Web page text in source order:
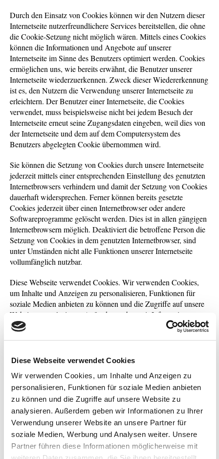
Diese Webseite verwendet Cookies
Wir verwenden Cookies, um Inhalte und Anzeigen zu
personalisieren, Funktionen für soziale Medien anbieten
zu können und die Zugriffe auf unsere Website zu
analysieren. Außerdem geben wir Informationen zu Ihrer
Verwendung unserer Website an unsere Partner für
soziale Medien, Werbung und Analysen weiter. Unsere
Partner führen diese Informationen möglicherweise mit
Durch den Einsatz von Cookies können wir den Nutzern dieser
Internetseite nutzerfreundlichere Services bereitstellen, die ohne
die Cookie-Setzung nicht möglich wären. Mittels eines Cookies
können die Informationen und Angebote auf unserer
Internetseite im Sinne des Benutzers optimiert werden. Cookies
ermöglichen uns, wie bereits erwähnt, die Benutzer unserer
Internetseite wiederzuerkennen. Zweck dieser Wiedererkennung
ist es, den Nutzern die Verwendung unserer Internetseite zu
erleichtern. Der Benutzer einer Internetseite, die Cookies
verwendet, muss beispielsweise nicht bei jedem Besuch der
Internetseite erneut seine Zugangsdaten eingeben, weil dies von
der Internetseite und dem auf dem Computersystem des
Benutzers abgelegten Cookie übernommen wird.
Sie können die Setzung von Cookies durch unsere Internetseite
jederzeit mittels einer entsprechenden Einstellung des genutzten
Internetbrowsers verhindern und damit der Setzung von Cookies
dauerhaft widersprechen. Ferner können bereits gesetzte
Cookies jederzeit über einen Internetbrowser oder andere
Softwareprogramme gelöscht werden. Dies ist in allen gängigen
Internetbrowsern möglich. Deaktiviert die betroffene Person die
Setzung von Cookies in dem genutzten Internetbrowser, sind
unter Umständen nicht alle Funktionen unserer Internetseite
vollumfänglich nutzbar.
Diese Webseite verwendet Cookies. Wir verwenden Cookies,
um Inhalte und Anzeigen zu personalisieren, Funktionen für
soziale Medien anbieten zu können und die Zugriffe auf unsere
Website zu analysieren. Außerdem geben wir Informationen zu
Ihrer Verwendung unserer Website an unsere Partner für soziale
Medien, Werbung und Analysen weiter. Unsere Partner führen
zusammen, die Sie ihnen bereitgestellt haben oder die sie im
Cookies sind kleine Textdateien, die von Webseiten verwendet
werden, um die Benutzererfahrung effizienter zu gestalten.
Laut Gesetz können wir Cookies auf Ihrem Gerät speichern,
wenn diese für den Betrieb dieser Seite unbedingt notwendig
sind. Für alle anderen Cookie-Typen benötigen wir Ihre
Erlaubnis.